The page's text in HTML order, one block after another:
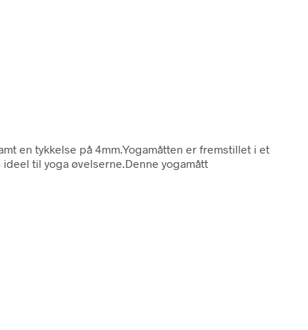
en tykkelse på 4mm.Yogamåtten er fremstillet i et
til yoga øvelserne.Denne yogamått